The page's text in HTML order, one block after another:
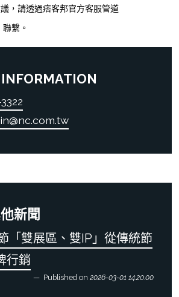
，請透過痞客邦官方客服管道
繫。
新聞
「雙展區、雙IP」從傳統節
行銷
Published on 2026-03-01 14:20:00